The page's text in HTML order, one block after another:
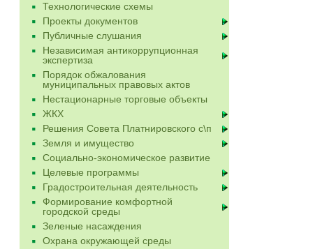
Технологические схемы
Проекты документов
Публичные слушания
Независимая антикоррупционная
экспертиза
Порядок обжалования
муниципальных правовых актов
Нестационарные торговые объекты
ЖКХ
Решения Совета Платнировского с\п
Земля и имущество
Социально-экономическое развитие
Целевые программы
Градостроительная деятельность
Формирование комфортной
городской среды
Зеленые насаждения
Охрана окружающей среды